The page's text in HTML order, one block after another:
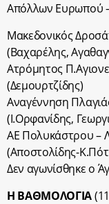
Απόλλων Ευρωπού
Μακεδονικός
(Βαχαρέλης,
Ατρόμητος
(Δεμουρτζίδης)
Αναγέννηση
(Ι.Ορφανίδης,
ΑΕ Πολυκάστρου –
(Αποστολίδης-
Δεν αγωνίσθηκε ο
Η ΒΑΘΜΟΛΟΓΙΑ